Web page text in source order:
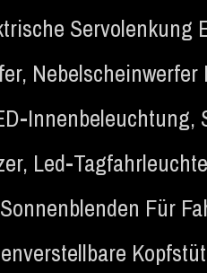
Servolenkung
,
Innenbeleuchtung,
, Led-
Sonnenblenden Für